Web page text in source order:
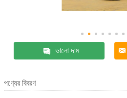
ভালো দাম
পণ্যের বিবরণ